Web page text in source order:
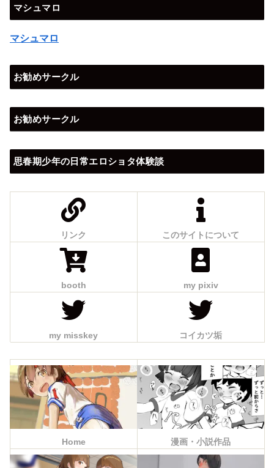
マシュマロ
マシュマロ
お勧めサークル
お勧めサークル
思春期少年の日常エロショタ体験談
リンク このサイトについて
booth my pixiv
my misskey コイカツ垢
Home 漫画・小説作品